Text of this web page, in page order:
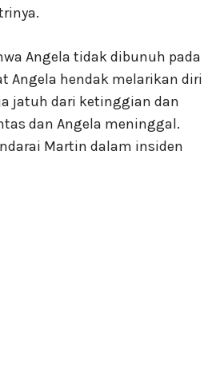
Angela tidak dibunuh pada
Angela hendak melarikan diri
jatuh dari ketinggian dan
dan Angela meninggal.
Martin dalam insiden